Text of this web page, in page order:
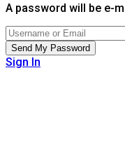
A password will be e-
Sign In